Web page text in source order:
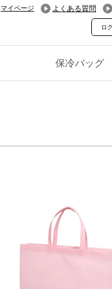
マイページ よくある質問
ロ
保冷バッグ